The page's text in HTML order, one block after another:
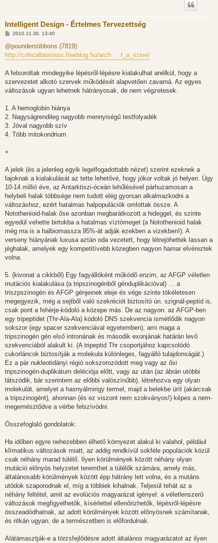
Intelligent Design - Értelmes Tervezettség
H
z
z
á
ó
l
á
s
2010.11.30. 13:40
@pounderstibbons (7819):
http://criticalbiomass.freeblog.hu/arch ... t_a_szive/
A felsoroltak mindegyike lépésről-lépésre kialakulhat anélkül, hogy a
szervezetet alkotó szervek működését alapvetően zavarná. Az egyes
változások ugyan lehetnek hátrányosak, de nem végzetesek.
1. A hemoglobin hiánya
2. Nagyságrendileg nagyobb mennyiségű testfolyadék
3. Jóval nagyobb szív
4. Több mitokondrium
+
A jelek (és a jelenleg egyik legelfogadottabb nézet) szerint ezeknek a
fajoknak a kialakulását az tette lehetővé, hogy jókor voltak jó helyen. Úgy
10-14 millió éve, az Antarktiszi-óceán lehűlésével párhuzamosan a
helybeli halak többsége nem tudott elég gyorsan alkalmazkodni a
változáshoz, ezért hatalmas halpopulációk omlottak össze. A
Notothenioid-halak őse azonban megbarátkozott a hideggel, és szinte
egyedül vehette birtokba a hatalmas víztömeget (a Notothenioid halak
még ma is a halbiomassza 95%-át adják ezekben a vizekben!). A
verseny hiányának luxusa aztán oda vezetett, hogy létrejöhettek lassan a
jéghalak, amelyek egy kompetitívebb közegben nagyon hamar elvéreztek
volna.
5. (kivonat a cikkből) Egy fagyállóként működő enzim, az AFGP véletlen
mutációs kialakulása (a tripszinogénből génduplikációval) … a
triszpszinogén és AFGP génjeinek eleje és vége szinte tökéletesen
megegyezik, még a sejtből való szekréciót biztosító ún. szignál-peptid is,
csak pont a fehérje-kódoló a közepe más. De az nagyon: az AFGP-ben
egy tripeptidet (Thr-Ala-Ala) kódoló DNS szekvencia ismétlődik nagyon
sokszor (egy spacer szekvenciával egyetemben), ami maga a
tripszinogén gén első intronának és második exonjának határán levő
szekvenciából alakult ki. (A tripeptid Thr csoportjához kapcsolódó
cukorláncok biztosítják a molekula különleges, fagyálló tulajdonságát.)
Ez a pár nukleotidányi régió sokszorozódott meg vagy az ősi
tripszinogén-duplikátum deléciója előtt, vagy az után (az ábrán utóbbi
látszódik, bár szerintem az előbbi valószínűbb), létrehozva egy olyan
molekulát, amelyet a hasnyálmirigy termel, majd a belekbe ürít (akárcsak
a tripszinogént), ahonnan (és ez viszont nem szokványos!) képes a nem-
megemésztődve a vérbe felszívódni.
Összefoglaló gondolatok:
Ha időben egyre nehezebben élhető környezet alakul ki valahol, például
klímatikus változások miatt, az addig rendkívül sokféle populációk közül
csak néhány marad túlélő. Ilyen körülmények között néhány olyan
mutáció előnyös helyzetet teremthet a túlélők számára, amely más,
általánosabb körülmények között épp hátrány lett volna, és a mutáns
utódok szaporodnak el, míg a többiek kihalnak. Teljesül tehát az a
néhány feltétel, amit az evolúciós magyarázat igényel: a véletlenszerű
változások megfigyelhetők, kísérlettel ellenőrizhetők, lépésről-lépésre
összeadódhatnak, az adott körülmények között előnyösnek számítanak,
és ritkán ugyan, de a természetben is előfordulnak.
Alátámasztják-e a törzsfejlődésre adott általános magyarázatot az ilyen